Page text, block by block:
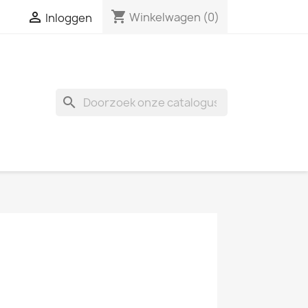
 Inloggen shopping_cart Winkelwagen (0)
search